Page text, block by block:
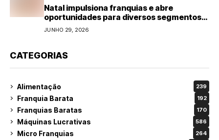
Natal impulsiona franquias e abre
oportunidades para diversos segmentos
do varejo
JUNHO 29, 2026
CATEGORIAS
Alimentação 239
Franquia Barata 192
Franquias Baratas 170
Máquinas Lucrativas 586
Micro Franquias 264